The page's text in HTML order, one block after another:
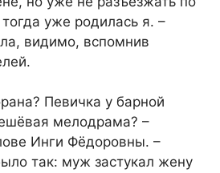
уже родилась я. –
видимо, вспомнив
Певичка у барной
мелодрама? –
Инги Фёдоровны. –
так: муж застукал жену